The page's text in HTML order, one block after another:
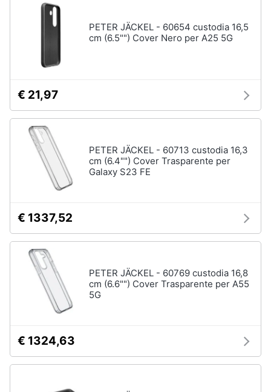
PETER JÄCKEL - 60654 custodia 16,5
cm (6.5"") Cover Nero per A25 5G
€ 21,97
PETER JÄCKEL - 60713 custodia 16,3
cm (6.4"") Cover Trasparente per
Galaxy S23 FE
€ 1337,52
PETER JÄCKEL - 60769 custodia 16,8
cm (6.6"") Cover Trasparente per A55
5G
€ 1324,63